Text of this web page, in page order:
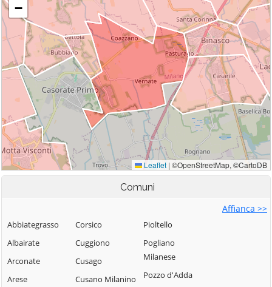
Comuni
Affianca >>
Abbiategrasso
Albairate
Arconate
Arese
Corsico
Cuggiono
Cusago
Cusano Milanino
Pioltello
Pogliano
Milanese
Pozzo d'Adda